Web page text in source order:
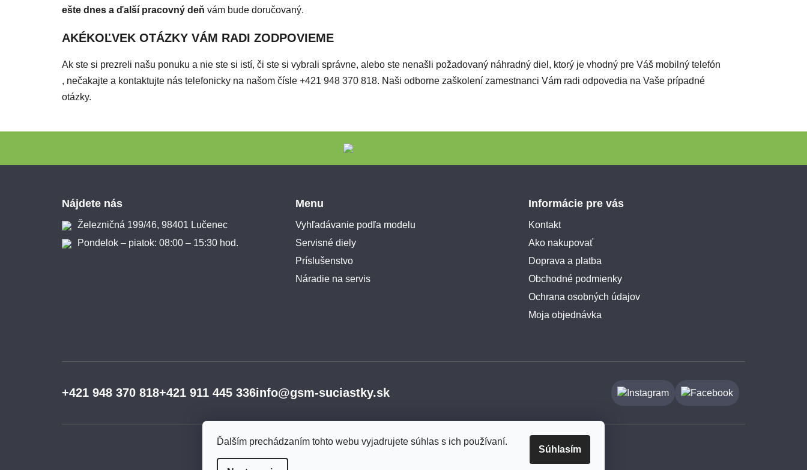
Ďalším prechádzaním tohto webu vyjadrujete súhlas s ich používaní.
Súhlasím
ešte dnes a ďalší pracovný deň vám bude doručovaný.
AKÉKOĽVEK OTÁZKY VÁM RADI ZODPOVIEME
Ak ste si prezreli našu ponuku a nie ste si istí, či ste si vybrali správne, alebo ste nenašli požadovaný náhradný diel, ktorý je vhodný pre Váš mobilný telefón
, nečakajte a kontaktujte nás telefonicky na našom čísle +421 948 370 818. Naši odborne zaškolení zamestnanci Vám radi odpovedia na Vaše prípadné
otázky.
Nájdete nás
Železničná 199/46, 98401 Lučenec
Pondelok – piatok: 08:00 – 15:30 hod.
Menu
Vyhľadávanie podľa modelu
Servisné diely
Príslušenstvo
Náradie na servis
Informácie pre vás
Kontakt
Ako nakupovať
Doprava a platba
Obchodné podmienky
Ochrana osobných údajov
Moja objednávka
+421 948 370 818+421 911 445 336info@gsm-suciastky.sk